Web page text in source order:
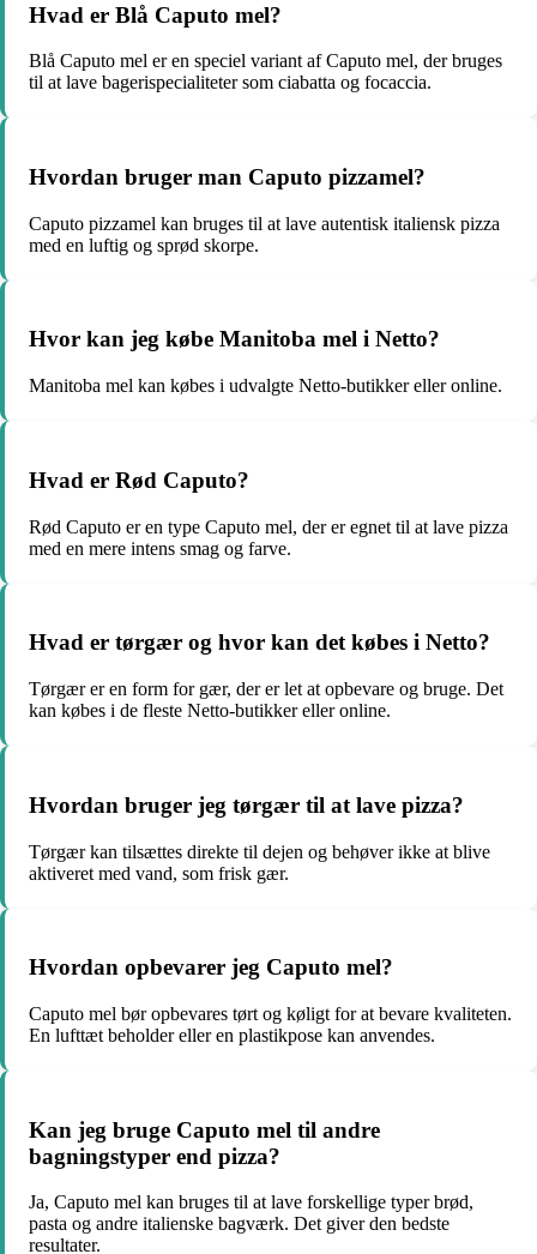
Hvad er Blå Caputo mel?
Blå Caputo mel er en speciel variant af Caputo mel, der bruges
til at lave bagerispecialiteter som ciabatta og focaccia.
Hvordan bruger man Caputo pizzamel?
Caputo pizzamel kan bruges til at lave autentisk italiensk pizza
med en luftig og sprød skorpe.
Hvor kan jeg købe Manitoba mel i Netto?
Manitoba mel kan købes i udvalgte Netto-butikker eller online.
Hvad er Rød Caputo?
Rød Caputo er en type Caputo mel, der er egnet til at lave pizza
med en mere intens smag og farve.
Hvad er tørgær og hvor kan det købes i Netto?
Tørgær er en form for gær, der er let at opbevare og bruge. Det
kan købes i de fleste Netto-butikker eller online.
Hvordan bruger jeg tørgær til at lave pizza?
Tørgær kan tilsættes direkte til dejen og behøver ikke at blive
aktiveret med vand, som frisk gær.
Hvordan opbevarer jeg Caputo mel?
Caputo mel bør opbevares tørt og køligt for at bevare kvaliteten.
En lufttæt beholder eller en plastikpose kan anvendes.
Kan jeg bruge Caputo mel til andre
bagningstyper end pizza?
Ja, Caputo mel kan bruges til at lave forskellige typer brød,
pasta og andre italienske bagværk. Det giver den bedste
resultater.